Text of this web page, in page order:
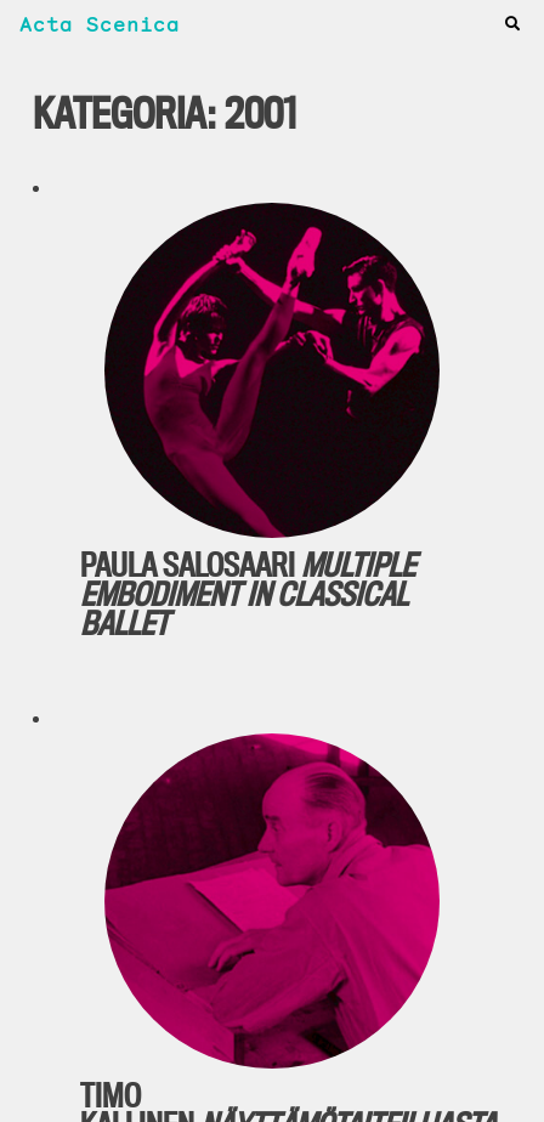
Acta Scenica
KATEGORIA:2001
PAULA SALOSAARIMULTIPLE
EMBODIMENT IN CLASSICAL
BALLET
TIMO